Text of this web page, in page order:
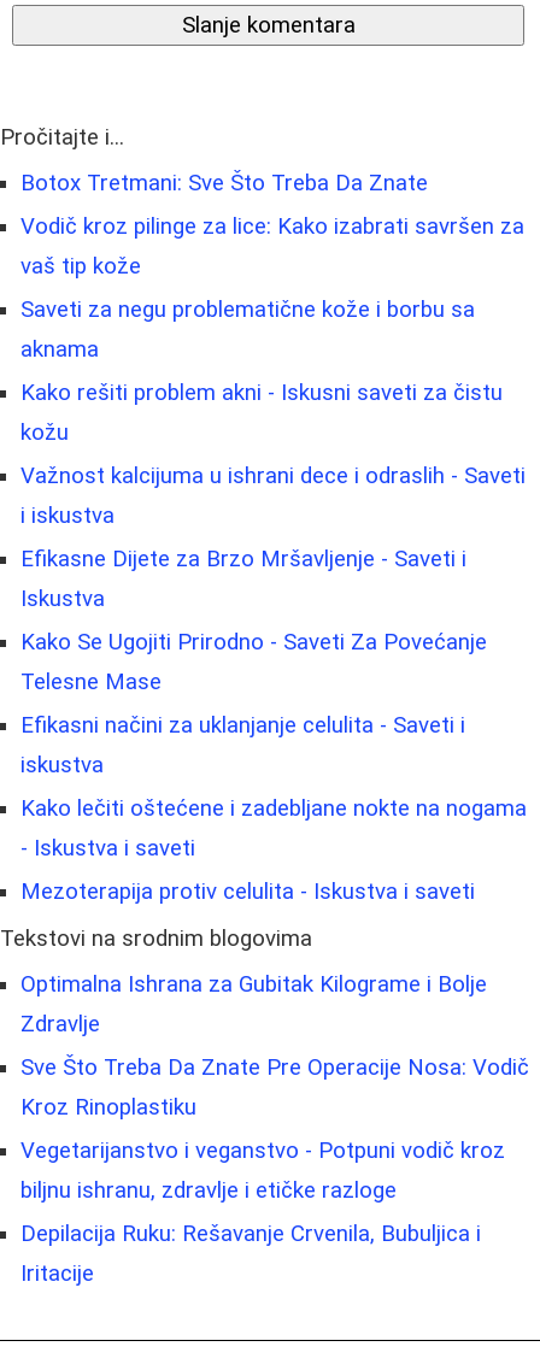
Slanje komentara
Pročitajte i...
Botox Tretmani: Sve Što Treba Da Znate
Vodič kroz pilinge za lice: Kako izabrati savršen za
vaš tip kože
Saveti za negu problematične kože i borbu sa
aknama
Kako rešiti problem akni - Iskusni saveti za čistu
kožu
Važnost kalcijuma u ishrani dece i odraslih - Saveti
i iskustva
Efikasne Dijete za Brzo Mršavljenje - Saveti i
Iskustva
Kako Se Ugojiti Prirodno - Saveti Za Povećanje
Telesne Mase
Efikasni načini za uklanjanje celulita - Saveti i
iskustva
Kako lečiti oštećene i zadebljane nokte na nogama
- Iskustva i saveti
Mezoterapija protiv celulita - Iskustva i saveti
Tekstovi na srodnim blogovima
Optimalna Ishrana za Gubitak Kilograme i Bolje
Zdravlje
Sve Što Treba Da Znate Pre Operacije Nosa: Vodič
Kroz Rinoplastiku
Vegetarijanstvo i veganstvo - Potpuni vodič kroz
biljnu ishranu, zdravlje i etičke razloge
Depilacija Ruku: Rešavanje Crvenila, Bubuljica i
Iritacije